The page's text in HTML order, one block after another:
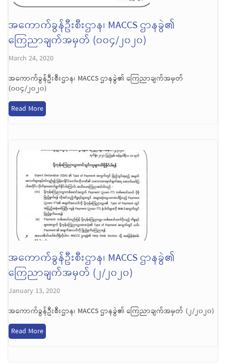
အကောက်ခွန်ဦးစီးဌာန၊ MACCS ဌာနခွဲ၏
ကြေညာချက်အမှတ် (၀၀၄/၂၀၂၀)
March 24, 2020
အကောက်ခွန်ဦးစီးဌာန၊ MACCS ဌာနခွဲ၏ ကြေညာချက်အမှတ်
(၀၀၄/၂၀၂၀)
Read More
အကောက်ခွန်ဦးစီးဌာန၊ MACCS ဌာနခွဲ၏
ကြေညာချက်အမှတ် (၂/၂၀၂၀)
January 13, 2020
အကောက်ခွန်ဦးစီးဌာန၊ MACCS ဌာနခွဲ၏ ကြေညာချက်အမှတ် (၂/၂၀၂၀)
Read More